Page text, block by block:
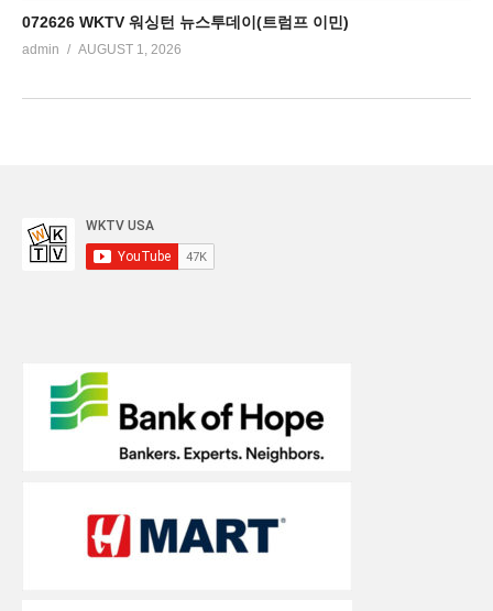
072626 WKTV 워싱턴 뉴스투데이(트럼프 이민)
admin AUGUST 1, 2026